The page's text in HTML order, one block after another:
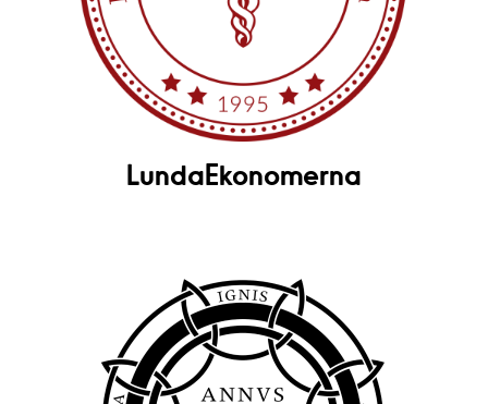
LundaEkonomerna